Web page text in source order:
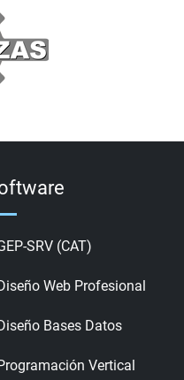
SRV (CAT)
Web Profesional
Bases Datos
Vertical